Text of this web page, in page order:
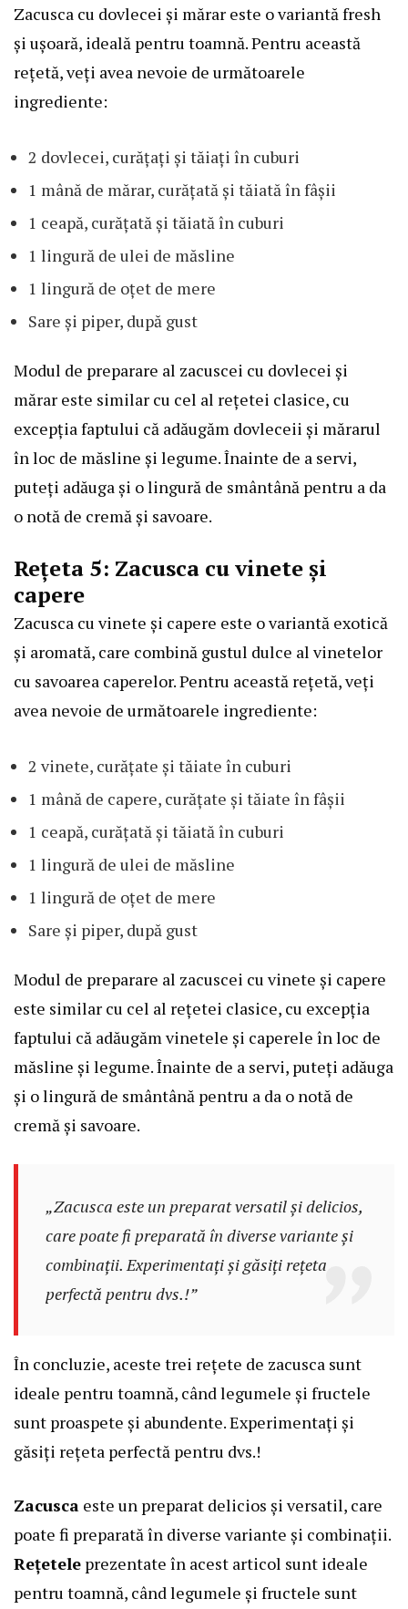
Zacusca cu dovlecei și mărar este o variantă fresh
și ușoară, ideală pentru toamnă. Pentru această
rețetă, veți avea nevoie de următoarele
ingrediente:
2 dovlecei, curățați și tăiați în cuburi
1 mână de mărar, curățată și tăiată în fâșii
1 ceapă, curățată și tăiată în cuburi
1 lingură de ulei de măsline
1 lingură de oțet de mere
Sare și piper, după gust
Modul de preparare al zacuscei cu dovlecei și
mărar este similar cu cel al rețetei clasice, cu
excepția faptului că adăugăm dovleceii și mărarul
în loc de măsline și legume. Înainte de a servi,
puteți adăuga și o lingură de smântână pentru a da
o notă de cremă și savoare.
Rețeta 5: Zacusca cu vinete și
capere
Zacusca cu vinete și capere este o variantă exotică
și aromată, care combină gustul dulce al vinetelor
cu savoarea caperelor. Pentru această rețetă, veți
avea nevoie de următoarele ingrediente:
2 vinete, curățate și tăiate în cuburi
1 mână de capere, curățate și tăiate în fâșii
1 ceapă, curățată și tăiată în cuburi
1 lingură de ulei de măsline
1 lingură de oțet de mere
Sare și piper, după gust
Modul de preparare al zacuscei cu vinete și capere
este similar cu cel al rețetei clasice, cu excepția
faptului că adăugăm vinetele și caperele în loc de
măsline și legume. Înainte de a servi, puteți adăuga
și o lingură de smântână pentru a da o notă de
cremă și savoare.
„Zacusca este un preparat versatil și delicios,
care poate fi preparată în diverse variante și
combinații. Experimentați și găsiți rețeta
perfectă pentru dvs.!”
În concluzie, aceste trei rețete de zacusca sunt
ideale pentru toamnă, când legumele și fructele
sunt proaspete și abundente. Experimentați și
găsiți rețeta perfectă pentru dvs.!
Zacusca este un preparat delicios și versatil, care
poate fi preparată în diverse variante și combinații.
Rețetele prezentate în acest articol sunt ideale
pentru toamnă, când legumele și fructele sunt